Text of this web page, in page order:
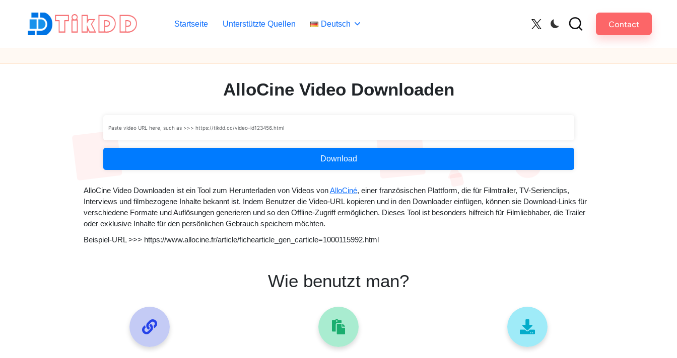
T
i
Startseite Unterstützte Quellen Deutsch Twitter Contact
AlloCine Video Downloaden
Download
AlloCine Video Downloaden ist ein Tool zum Herunterladen von Videos vonAlloCiné, einer französischen Plattform, die für Filmtrailer, TV-Serienclips,
Interviews und filmbezogene Inhalte bekannt ist. Indem Benutzer die Video-URL kopieren und in den Downloader einfügen, können sie Download-Links für
verschiedene Formate und Auflösungen generieren und so den Offline-Zugriff ermöglichen. Dieses Tool ist besonders hilfreich für Filmliebhaber, die Trailer
oder exklusive Inhalte für den persönlichen Gebrauch speichern möchten.
Beispiel-URL >>> https://www.allocine.fr/article/fichearticle_gen_carticle=1000115992.html
Wie benutzt man?